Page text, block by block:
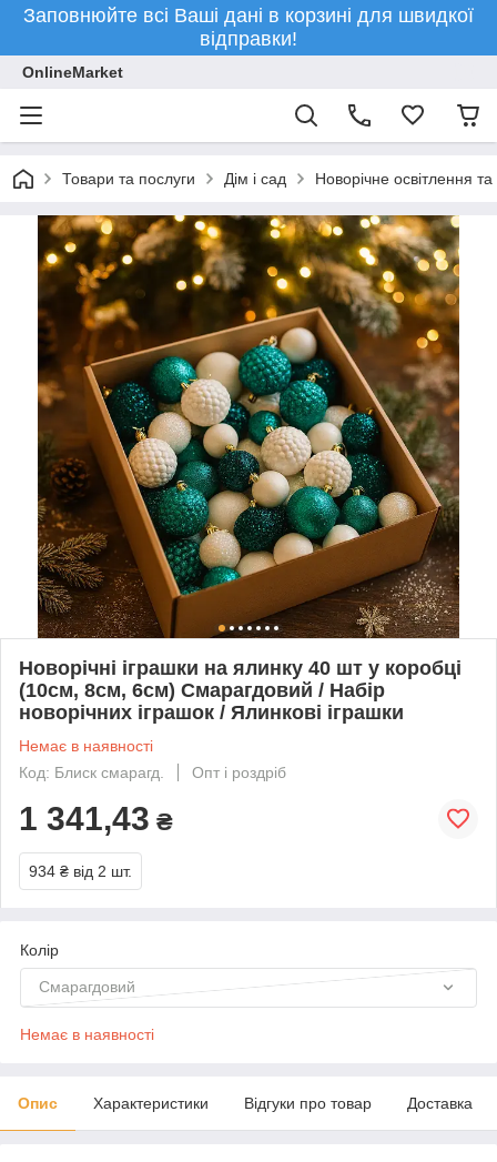
Заповнюйте всі Ваші дані в корзині для швидкої
відправки!
OnlineMarket
Товари та послуги Дім і сад Новорічне освітлення
Новорічні іграшки на ялинку 40 шт у коробці
(10см, 8см, 6см) Смарагдовий / Набір
новорічних іграшок / Ялинкові іграшки
Немає в наявності
Код: Блиск смарагд.
Опт і роздріб
1 341,43 ₴
934 ₴ від 2 шт.
Колір
Смарагдовий
Немає в наявності
Опис Характеристики Відгуки про товар Доставка